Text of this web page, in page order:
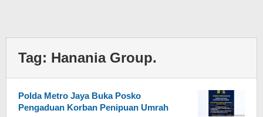
Tag: Hanania Group.
Polda Metro Jaya Buka Posko
Pengaduan Korban Penipuan Umrah